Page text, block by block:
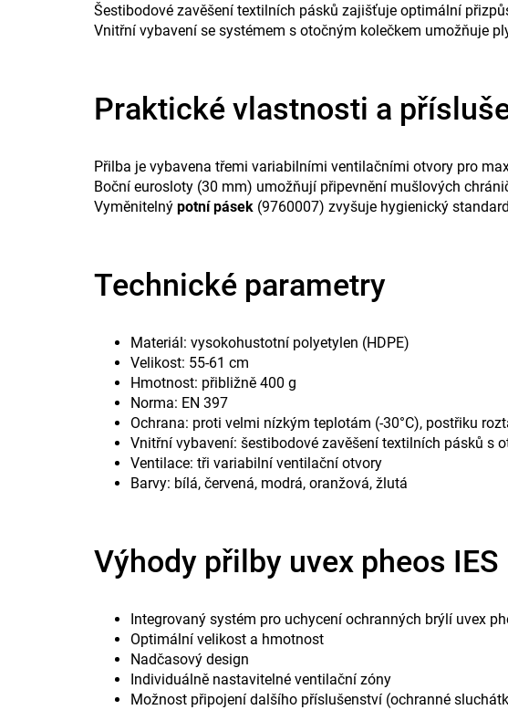
Šestibodové zavěšení textilních pásků zajišťuje optimální
Vnitřní vybavení se systémem s otočným kolečkem umožňuje
Praktické vlastnosti a
Přilba je vybavena třemi variabilními ventilačními otvory pro
Boční eurosloty (30 mm) umožňují připevnění mušlových
Vyměnitelný potní pásek (9760007) zvyšuje hygienický
Technické parametry
Materiál: vysokohustotní polyetylen (HDPE)
Velikost: 55-61 cm
Hmotnost: přibližně 400 g
Norma: EN 397
Ochrana: proti velmi nízkým teplotám (-30°C), postřiku
Vnitřní vybavení: šestibodové zavěšení textilních pásků s
Ventilace: tři variabilní ventilační otvory
Barvy: bílá, červená, modrá, oranžová, žlutá
Výhody přilby uvex pheos IES
Integrovaný systém pro uchycení ochranných brýlí uvex
Optimální velikost a hmotnost
Nadčasový design
Individuálně nastavitelné ventilační zóny
Možnost připojení dalšího příslušenství (ochranné